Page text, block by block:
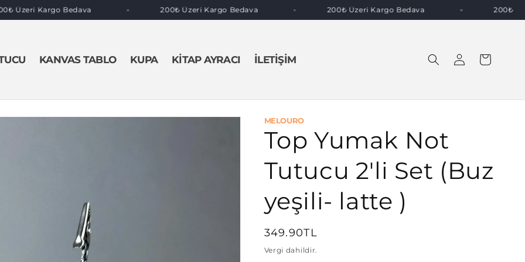
200₺ Üzeri Kargo Bedava 200₺ Üzeri Kargo Bedava 200₺ Üzeri Kargo Bedava
KANVAS TABLO KUPA KITAP AYRACI İLETIŞIM
Oturum
Sepet
MELOURO
Top Yumak Not
Tutucu 2'li Set (Buz
yeşili- latte )
Normal
fiyat
349.90TL
Vergi dahildir.